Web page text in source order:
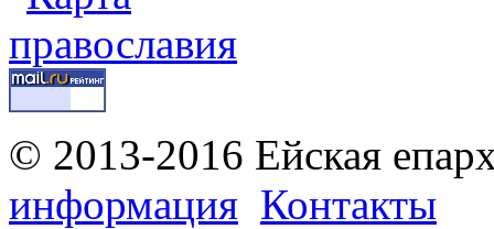
© 2013-2016 Ейская
информация Контакты